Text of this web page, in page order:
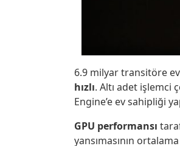
6.9 milyar transitöre
hızlı. Altı adet işlemci
Engine’e ev sahipliği
GPU performansı
yansımasının ortalama